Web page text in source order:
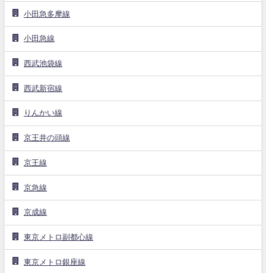
小田急多摩線
小田急線
西武池袋線
西武新宿線
りんかい線
京王井の頭線
京王線
京急線
京成線
東京メトロ副都心線
東京メトロ銀座線